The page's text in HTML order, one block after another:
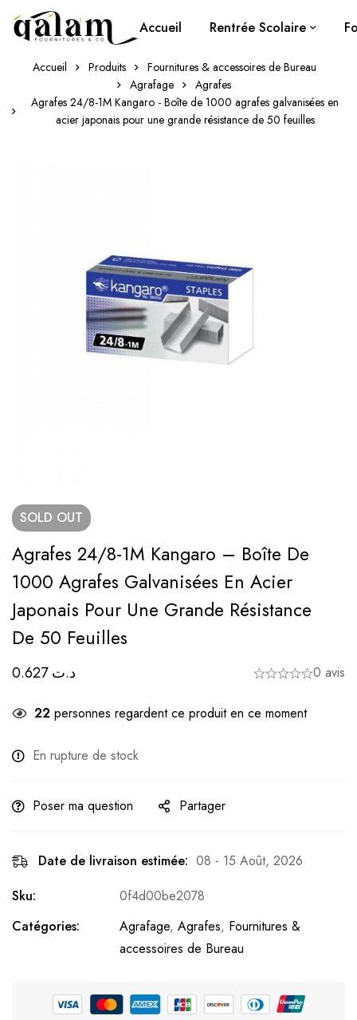
Accueil Rentrée Scolaire
Accueil Produits
Fournitures & accessoires de Bureau
Agrafage
Agrafes
Agrafes 24/8-1M Kangaro - Boîte de 1000 agrafes galvanisées en
acier japonais pour une grande résistance de 50 feuilles
SOLD OUT
Agrafes 24/8-1M Kangaro – Boîte De
1000 Agrafes Galvanisées En Acier
Japonais Pour Une Grande Résistance
De 50 Feuilles
د.ت0.627 0 avis
22 personnes regardent ce produit en ce moment
En rupture de stock
Poser ma question Partager
Date de livraison estimée: 08 - 15 Août, 2026
Sku:
0f4d00be2078
Catégories:
Agrafage, Agrafes, Fournitures &
accessoires de Bureau